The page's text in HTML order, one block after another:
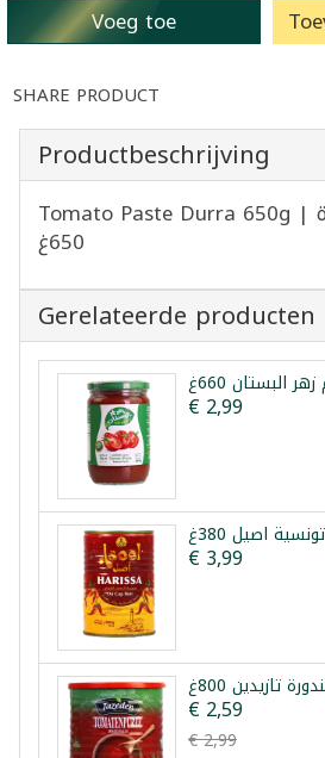
Voeg toe
SHARE PRODUCT
Productbeschrijving
Tomato Paste Durra 650g | معجون طماطم الدرة
650غ
Gerelateerde producten
660غ
€ 2,99
اصيل 380غ
€ 3,99
تازيدين 800غ
€ 2,59
€ 2,99